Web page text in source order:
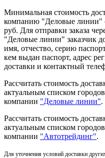
Минимальная стоимость
компанию "Деловые линии"
руб. Для отправки заказа
"Деловые линии" заказчик
имя, отчество, серию
кем выдан паспорт, адрес
доставки и контактный
Рассчитать стоимость
актуальным списком
компании "Деловые линии".
Рассчитать стоимость
актуальным списком
компании "Автотрейдинг".
Для уточнения условий доставки